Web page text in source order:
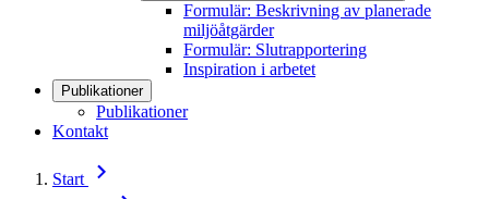
Formulär: Beskrivning av planerade
miljöåtgärder
Formulär: Slutrapportering
Inspiration i arbetet
Publikationer
Publikationer
Kontakt
Start